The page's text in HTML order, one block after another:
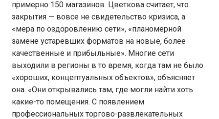
примерно 150 магазинов. Цветкова считает, что
закрытия — вовсе не свидетельство кризиса, а
«мера по оздоровлению сети», «планомерной
замене устаревших форматов на новые, более
качественные и прибыльные». Многие сети
выходили в регионы в то время, когда там не было
«хороших, концептуальных объектов», объясняет
она. «Они открывались там, где могли найти хоть
какие-то помещения. С появлением
профессиональных торгово-развлекательных